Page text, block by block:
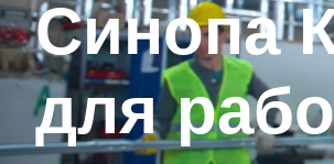
Синопа
для